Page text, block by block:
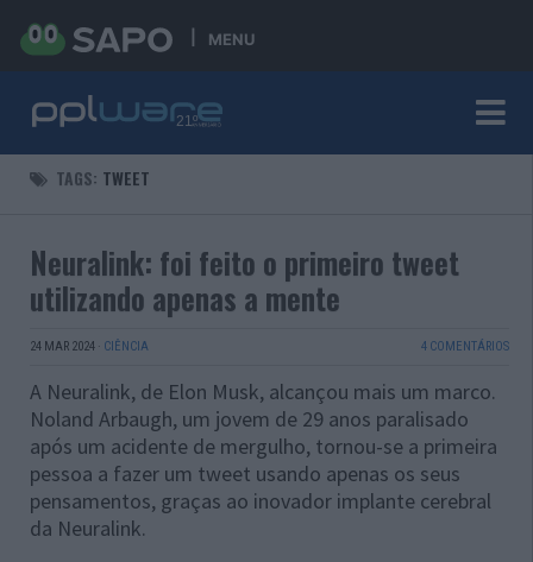
MENU
TAGS: TWEET
Neuralink: foi feito o primeiro tweet
utilizando apenas a mente
24 MAR 2024 · CIÊNCIA 4 COMENTÁRIOS
A Neuralink, de Elon Musk, alcançou mais um marco.
Noland Arbaugh, um jovem de 29 anos paralisado
após um acidente de mergulho, tornou-se a primeira
pessoa a fazer um tweet usando apenas os seus
pensamentos, graças ao inovador implante cerebral
da Neuralink.